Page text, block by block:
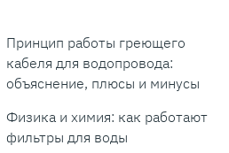
Принцип работы греющего
кабеля для водопровода:
объяснение, плюсы и минусы
Физика и химия: как работают
фильтры для воды